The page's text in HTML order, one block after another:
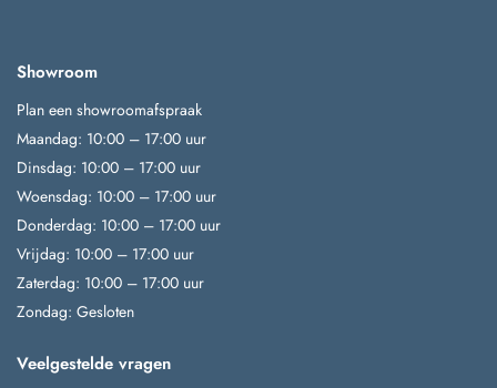
Showroom
Plan een showroomafspraak
Maandag: 10:00 – 17:00 uur
Dinsdag: 10:00 – 17:00 uur
Woensdag: 10:00 – 17:00 uur
Donderdag: 10:00 – 17:00 uur
Vrijdag: 10:00 – 17:00 uur
Zaterdag: 10:00 – 17:00 uur
Zondag: Gesloten
Veelgestelde vragen